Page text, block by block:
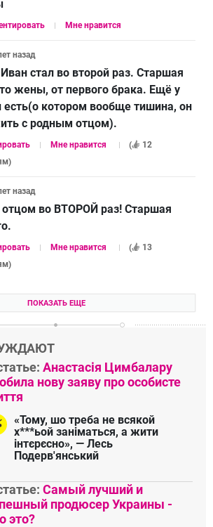
Мне нравится
назад
стал во второй раз. Старшая
жены, от первого брака. Ещё у
котором вообще тишина, он
с родным отцом).
Мне нравится (
12
)
назад
отцом во ВТОРОЙ раз! Старшая
Мне нравится (
13
)
ПОКАЗАТЬ ЕЩЕ
Анастасія Цимбалару
нову заяву про особисте
«Тому, шо треба не всякой
х***ьой заніматься, а жити
інтєрєсно», — Лесь
Подерв'янський
Самый лучший и
продюсер Украины -
это?